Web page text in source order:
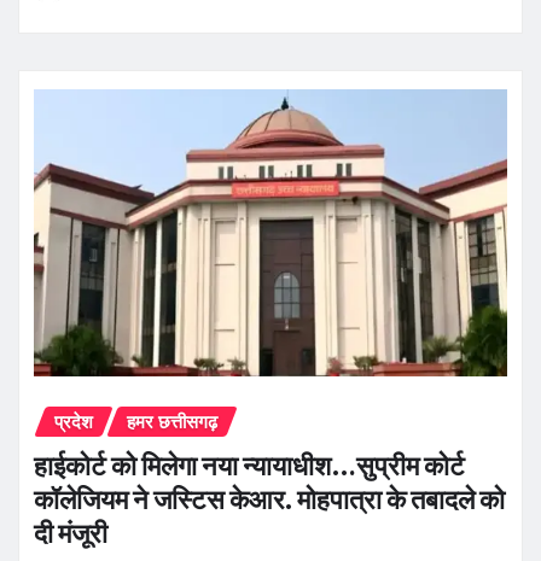
प्रदेश हमर छत्तीसगढ़
हाईकोर्ट को मिलेगा नया न्यायाधीश…सुप्रीम कोर्ट
कॉलेजियम ने जस्टिस केआर. मोहपात्रा के तबादले को
दी मंजूरी